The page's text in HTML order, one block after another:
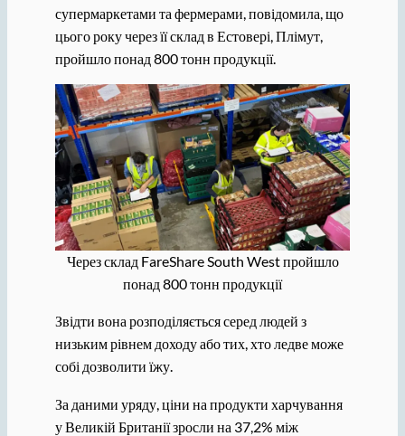
супермаркетами та фермерами, повідомила, що
цього року через її склад в Естовері, Плімут,
пройшло понад 800 тонн продукції.
Через склад FareShare South West пройшло
понад 800 тонн продукції
Звідти вона розподіляється серед людей з
низьким рівнем доходу або тих, хто ледве може
собі дозволити їжу.
За даними уряду, ціни на продукти харчування
у Великій Британії зросли на 37,2% між